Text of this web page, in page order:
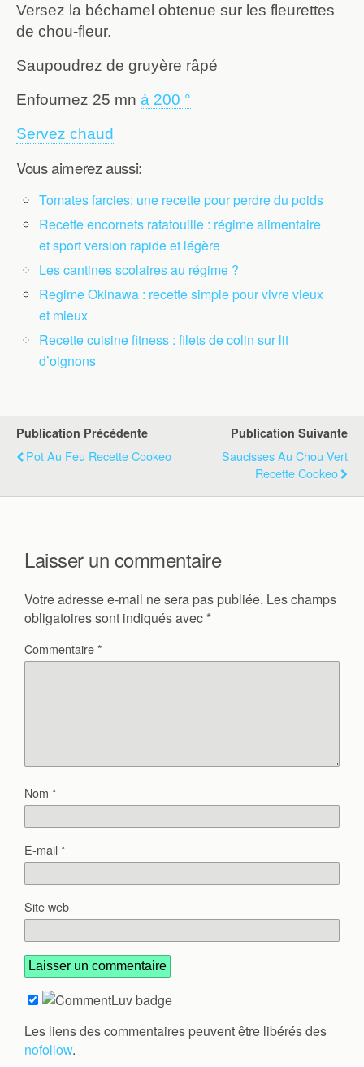
Versez la béchamel obtenue sur les fleurettes
de chou-fleur.
Saupoudrez de gruyère râpé
Enfournez 25 mn à 200 °
Servez chaud
Vous aimerez aussi:
Tomates farcies: une recette pour perdre du poids
Recette encornets ratatouille : régime alimentaire
et sport version rapide et légère
Les cantines scolaires au régime ?
Regime Okinawa : recette simple pour vivre vieux
et mieux
Recette cuisine fitness : filets de colin sur lit
d’oignons
Publication Précédente
Pot Au Feu Recette Cookeo
Publication Suivante
Saucisses Au Chou Vert
Recette Cookeo
Laisser un commentaire
Votre adresse e-mail ne sera pas publiée. Les champs
obligatoires sont indiqués avec *
Commentaire*
Nom *
E-mail*
Site web
Les liens des commentaires peuvent être libérés des
nofollow.